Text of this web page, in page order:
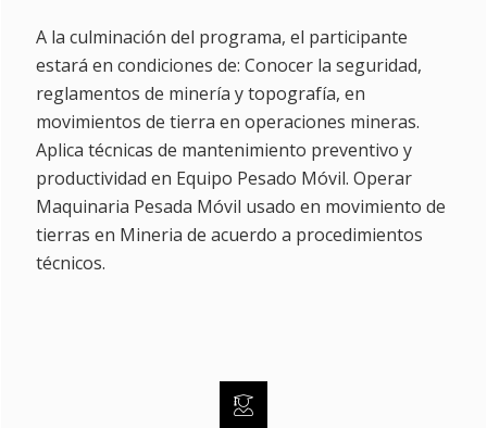
A la culminación del programa, el participante
estará en condiciones de: Conocer la seguridad,
reglamentos de minería y topografía, en
movimientos de tierra en operaciones mineras.
Aplica técnicas de mantenimiento preventivo y
productividad en Equipo Pesado Móvil. Operar
Maquinaria Pesada Móvil usado en movimiento de
tierras en Mineria de acuerdo a procedimientos
técnicos.